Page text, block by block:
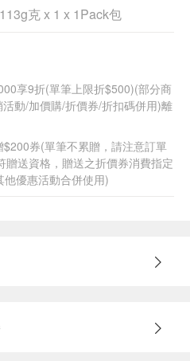
克 x 1 x 1Pack包
享9折(單筆上限折$500)(部分商
動/加價購/折價券/折扣碼併用)離
券(單筆不累贈，請注意訂單
贈送資格，贈送之折價券消費指定
優惠活動合併使用)